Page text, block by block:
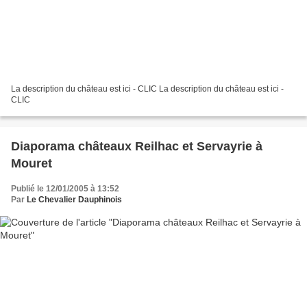
La description du château est ici - CLIC La description du château est ici -
CLIC
Diaporama châteaux Reilhac et Servayrie à
Mouret
Publié le 12/01/2005 à 13:52
Par Le Chevalier Dauphinois